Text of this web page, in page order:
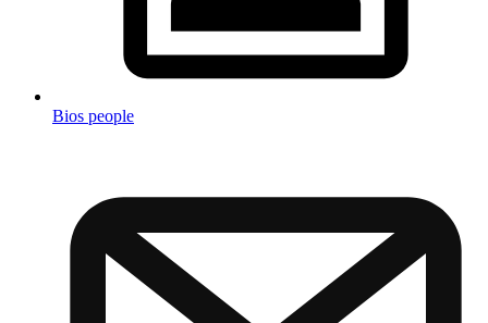
Bios people